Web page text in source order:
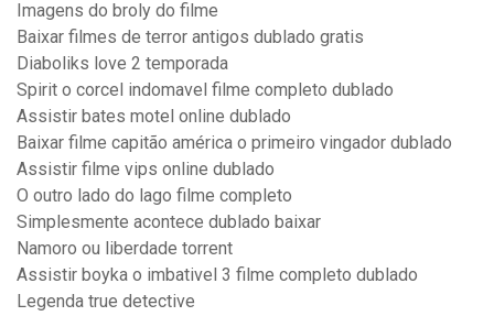
Imagens do broly do filme
Baixar filmes de terror antigos dublado gratis
Diaboliks love 2 temporada
Spirit o corcel indomavel filme completo dublado
Assistir bates motel online dublado
Baixar filme capitão américa o primeiro vingador dublado
Assistir filme vips online dublado
O outro lado do lago filme completo
Simplesmente acontece dublado baixar
Namoro ou liberdade torrent
Assistir boyka o imbativel 3 filme completo dublado
Legenda true detective